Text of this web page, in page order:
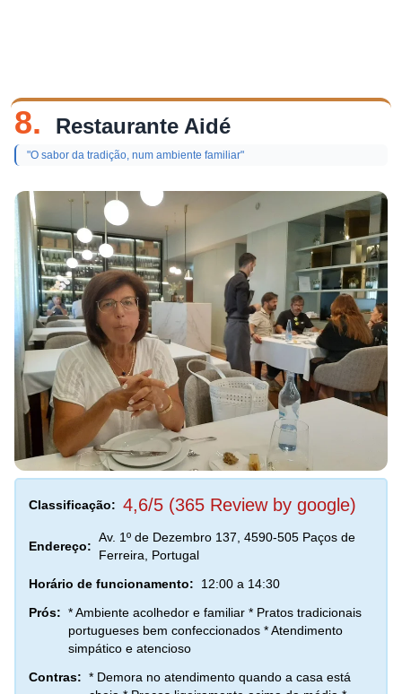
8. Restaurante Aidé
"O sabor da tradição, num ambiente familiar"
Classificação: 4,6/5 (365 Review by google)
Endereço:
Av. 1º de Dezembro 137, 4590-505 Paços de
Ferreira, Portugal
Horário de funcionamento:
12:00 a 14:30
Prós: * Ambiente acolhedor e familiar * Pratos tradicionais
portugueses bem confeccionados * Atendimento
simpático e atencioso
Contras: * Demora no atendimento quando a casa está